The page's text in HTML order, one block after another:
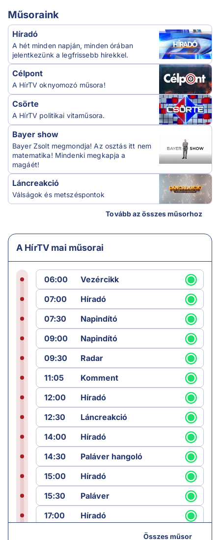
Műsoraink
Híradó
A hét minden napján, minden órában
jelentkezünk a legfrissebb hírekkel.
Célpont
A HírTV oknyomozó műsora!
Csörte
A HírTV politikai vitaműsora.
Bayer show
Bayer Zsolt megmondja! Az osztás itt nem
matematika! Mindenki megkapja a
magáét!
Láncreakció
Válságok és metszéspontok
Tovább az összes műsorhoz
A HírTV mai műsorai
06:00
Vezércikk
07:00
Híradó
07:30
Napindító
09:00
Napindító
09:30
Radar
11:05
Komment
12:00
Híradó
12:30
Láncreakció
14:00
Híradó
14:30
Paláver hangoló
15:00
Híradó
15:30
Paláver
17:00
Híradó
Összes műsor